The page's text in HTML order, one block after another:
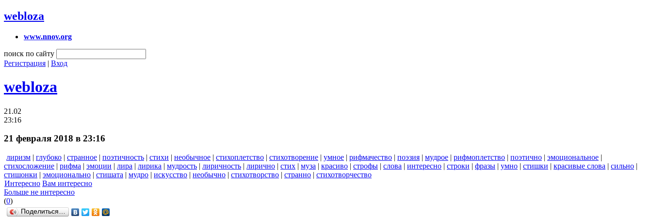
webloza
www.nnov.org
поиск по сайту
Регистрация | Вход
webloza
21.02
23:16
21 февраля 2018 в 23:16
лиризм | глубоко | странное | поэтичность | стихи | необычное | стихоплетство | стихотворение | умное | рифмачество | поэзия | мудрое | рифмоплетство | поэтично | эмоциональное |
стихосложение | рифма | эмоции | лира | лирика | мудрость | лиричность | лирично | стих | муза | красиво | строфы | слова | интересно | строки | фразы | умно | стишки | красивые слова | сильно |
стишонки | эмоционально | стишата | мудро | искусство | необычно | стихотворство | странно | стихотворчество
Интересно Вам интересно
Больше не интересно
(0)
Поделиться…